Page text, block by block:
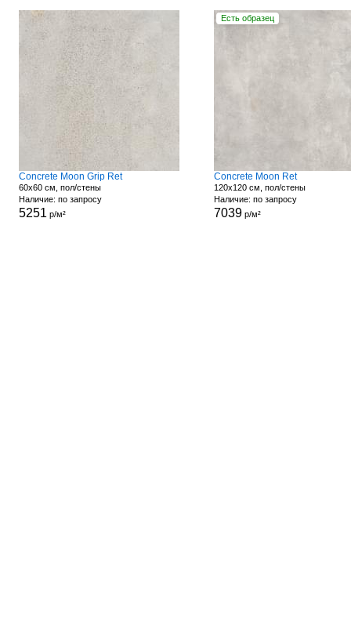
Concrete Moon Grip Ret
60x60 см, пол/стены
Наличие: по запросу
5251 р/м²
Есть образец
Concrete Moon Ret
120x120 см, пол/стены
Наличие: по запросу
7039р/м²